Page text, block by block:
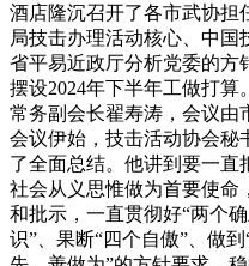
酒店隆沉召开了各市武协担
局技击办理活动核心、中国
省平易近政厅分析党委的方
摆设2024年下半年工做打
常务副会长翟寿涛，会议由
会议伊始，技击活动协会秘
了全面总结。他讲到要一直
社会从义思惟做为首要使命
和批示，一直贯彻好“两个
识”、果断“四个自傲”、做